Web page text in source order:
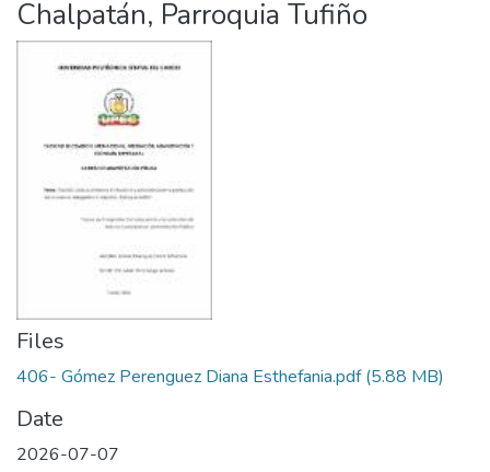
Chalpatán, Parroquia Tufiño
Files
406- Gómez Perenguez Diana Esthefania.pdf(5.88 MB)
Date
2026-07-07